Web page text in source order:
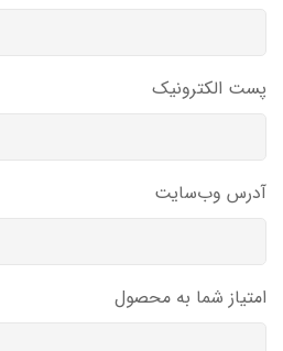
پست الکترونیک
آدرس وب‌سایت
امتیاز شما به محصول